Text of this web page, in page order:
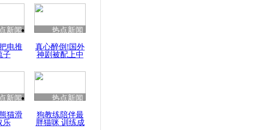
因
度苗族花山节
魂
新闻
电推
子
热点新闻
真心醉倒!国外
神剧被配上中
新闻
猫滑
乐
热点新闻
狗教练陪伴最
胖猫咪 训练成